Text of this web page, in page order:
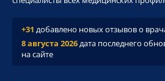
+31 добавлено новых отзывов о
8 августа 2026дата последнего
на сайте